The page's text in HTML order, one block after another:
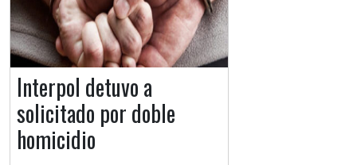
Interpol detuvo a
solicitado por doble
homicidio